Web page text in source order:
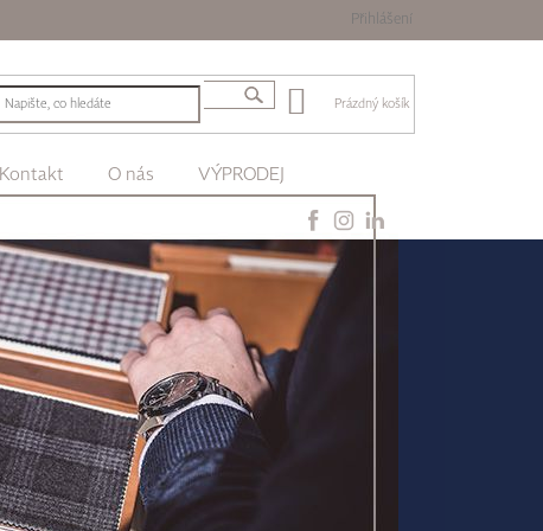
Přihlášení
Prázdný košík
Kontakt O nás VÝPRODEJ